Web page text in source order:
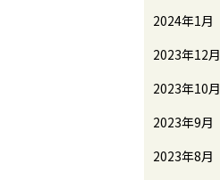
2024年1月
2023年12月
2023年10月
2023年9月
2023年8月